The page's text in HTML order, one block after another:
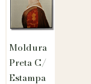
Moldura
Preta C/
Estampa